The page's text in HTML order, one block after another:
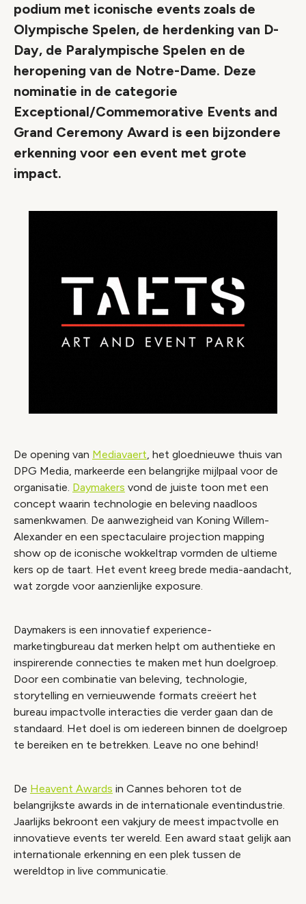
podium met iconische events zoals de
Olympische Spelen, de herdenking van D-
Day, de Paralympische Spelen en de
heropening van de Notre-Dame. Deze
nominatie in de categorie
Exceptional/Commemorative Events and
Grand Ceremony Award is een bijzondere
erkenning voor een event met grote
impact.
De opening van Mediavaert, het gloednieuwe thuis van
DPG Media, markeerde een belangrijke mijlpaal voor de
organisatie. Daymakers vond de juiste toon met een
concept waarin technologie en beleving naadloos
samenkwamen. De aanwezigheid van Koning Willem-
Alexander en een spectaculaire projection mapping
show op de iconische wokkeltrap vormden de ultieme
kers op de taart. Het event kreeg brede media-aandacht,
wat zorgde voor aanzienlijke exposure.
Daymakers is een innovatief experience-
marketingbureau dat merken helpt om authentieke en
inspirerende connecties te maken met hun doelgroep.
Door een combinatie van beleving, technologie,
storytelling en vernieuwende formats creëert het
bureau impactvolle interacties die verder gaan dan de
standaard. Het doel is om iedereen binnen de doelgroep
te bereiken en te betrekken. Leave no one behind!
De Heavent Awards in Cannes behoren tot de
belangrijkste awards in de internationale eventindustrie.
Jaarlijks bekroont een vakjury de meest impactvolle en
innovatieve events ter wereld. Een award staat gelijk aan
internationale erkenning en een plek tussen de
wereldtop in live communicatie.